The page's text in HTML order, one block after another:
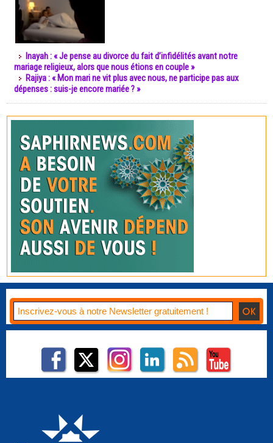
Inayah : « Je pense au divorce du fait d’infidélités avant notre
mariage religieux, alors que nous étions en couple »
Rajiya : « Mon mari ne vit plus avec nous, ne participe pas aux
dépenses : suis-je encore mariée ? »